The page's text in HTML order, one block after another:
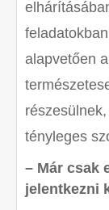
alapvetően
tényleges
– Már csak
jelentkezni